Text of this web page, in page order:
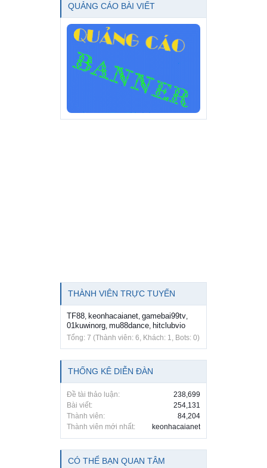
QUẢNG CÁO BÀI VIẾT
THÀNH VIÊN TRỰC TUYẾN
TF88, keonhacaianet, gamebai99tv,
01kuwinorg, mu88dance, hitclubvio
Tổng: 7 (Thành viên: 6, Khách: 1, Bots: 0)
THỐNG KÊ DIỄN ĐÀN
Đề tài thảo luận:
238,699
Bài viết:
254,131
Thành viên:
84,204
Thành viên mới nhất:
keonhacaianet
CÓ THỂ BẠN QUAN TÂM